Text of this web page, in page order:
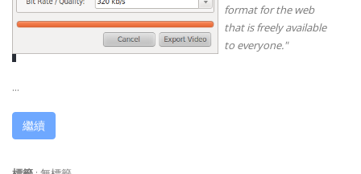
format for the web
that is freely available
to everyone."
...
繼續